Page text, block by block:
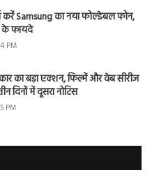
करें Samsung का नया फोल्डेबल फोन,
के फायदे
PM
का बड़ा एक्शन, फिल्में और वेब सीरीज
दिनों में दूसरा नोटिस
PM